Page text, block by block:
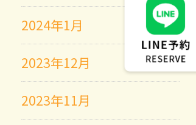
2024年1月
2023年12月
2023年11月